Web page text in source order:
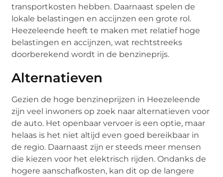
transportkosten hebben. Daarnaast spelen de
lokale belastingen en accijnzen een grote rol.
Heezeleende heeft te maken met relatief hoge
belastingen en accijnzen, wat rechtstreeks
doorberekend wordt in de benzineprijs.
Alternatieven
Gezien de hoge benzineprijzen in Heezeleende
zijn veel inwoners op zoek naar alternatieven voor
de auto. Het openbaar vervoer is een optie, maar
helaas is het niet altijd even goed bereikbaar in
de regio. Daarnaast zijn er steeds meer mensen
die kiezen voor het elektrisch rijden. Ondanks de
hogere aanschafkosten, kan dit op de langere